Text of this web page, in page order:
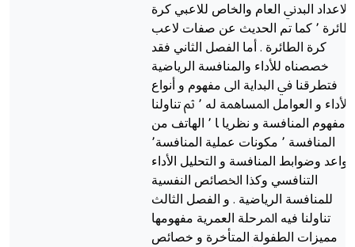
اﻻﻋﺪاد اﻟﺒﺪﱐ اﻟﻌﺎم والخاص للاعبي ﻛﺮة
اﻟﻄﺎﺋﺮة ٬ ﻛﻤﺎ تم الحديث ﻋﻦ ﺻﻔﺎت ﻻﻋﺐ
ﻛﺮة اﻟﻄﺎﺋﺮة . أﻣﺎ اﻟﻔﺼﻞ الثاني ﻓﻘﺪ
ﺧﺼﺼﻨﺎﻩ ﻟﻸداء والمنافسة اﻟﺮﻳﺎﺿﻴﺔ
ﻓﺘﻄﺮﻗﻨﺎ ﰲ اﻟﺒﺪاﻳﺔ اﱃ ﻣﻔﻬﻮم و أﻧﻮاع
اﻷداء و اﻟﻌﻮاﻣﻞ اﳌﺴﺎﳘﺔ ﻟﻪ ٬ ﰒ ﺗﻨﺎوﻟﻨﺎ
ﻣﻔﻬﻮم المنافسة و ﻧﻈﺮﻳﺎ ﺎ ٬ الهاتف من
المنافسة ٬ ﻣﻜﻮﻧﺎت ﻋﻤﻠﻴﺔ المنافسة٬
ﻗﻮاﻋﺪ وﺿﻮاﺑﻂ المنافسة و اﻟﺘﺤﻠﻴﻞ اﻷداء
اﻟﺘﻨﺎﻓﺴﻲ وﻛﺬا اﳋﺼﺎﺋﺺ اﻟﻨﻔﺴﻴﺔ
ﻟﻠﻤﻨﺎﻓﺴﺔ اﻟﺮﻳﺎﺿﻴﺔ . و اﻟﻔﺼﻞ اﻟﺜﺎﻟﺚ
ﺗﻨﺎوﻟﻨﺎ ﻓﻴﻪ اﳌﺮﺣﻠﺔ اﻟﻌﻤﺮﻳﺔ ﻣﻔﻬﻮﻣﻬﺎ
مميزات اﻟﻄﻔﻮﻟﺔ المتأخرة و ﺧﺼﺎﺋﺺ